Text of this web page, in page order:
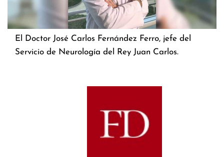
El Doctor José Carlos Fernández Ferro, jefe del
Servicio de Neurología del Rey Juan Carlos.